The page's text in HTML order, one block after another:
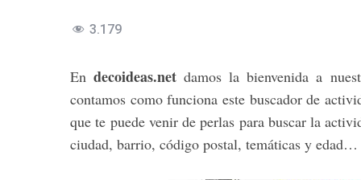
3.179
Endecoideas.net damos la bienvenida a
contamos como funciona este buscador de
que te puede venir de perlas para buscar la
ciudad, barrio, código postal, temáticas y edad…